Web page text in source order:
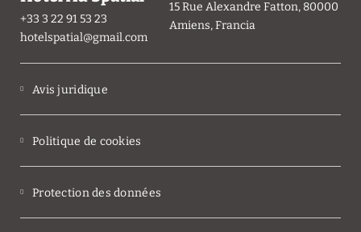
+33 3 22 91 53 23
hotelspatial@gmail.com
15 Rue Alexandre Fatton, 80000
Amiens, Francia
Avis juridique
Politique de cookies
Protection des données